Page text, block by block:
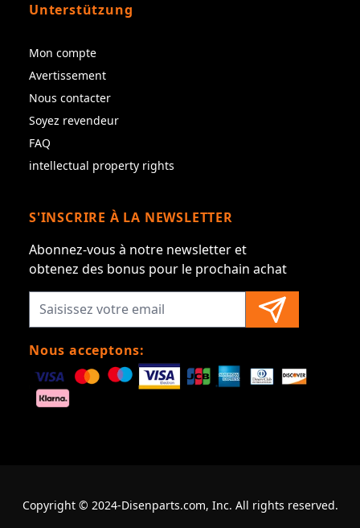
Unterstützung
Mon compte
Avertissement
Nous contacter
Soyez revendeur
FAQ
intellectual property rights
S'INSCRIRE À LA NEWSLETTER
Abonnez-vous à notre newsletter et
obtenez des bonus pour le prochain achat
Nous acceptons:
Copyright © 2024-Disenparts.com, Inc. All rights reserved.